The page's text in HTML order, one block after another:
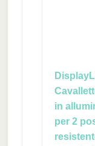
in
per 2